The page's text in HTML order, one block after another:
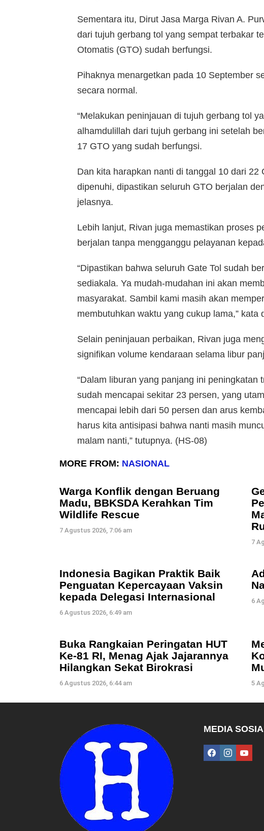
Sementara itu, Dirut Jasa Marga Rivan A.
dari tujuh gerbang tol yang sempat terbakar
Otomatis (GTO) sudah berfungsi.
Pihaknya menargetkan pada 10 September
secara normal.
“Melakukan peninjauan di tujuh gerbang tol
alhamdulillah dari tujuh gerbang ini setelah
17 GTO yang sudah berfungsi.
Dan kita harapkan nanti di tanggal 10 dari 22
dipenuhi, dipastikan seluruh GTO berjalan
jelasnya.
Lebih lanjut, Rivan juga memastikan proses
berjalan tanpa mengganggu pelayanan
“Dipastikan bahwa seluruh Gate Tol sudah
sediakala. Ya mudah-mudahan ini akan
masyarakat. Sambil kami masih akan
membutuhkan waktu yang cukup lama,”
Selain peninjauan perbaikan, Rivan juga
signifikan volume kendaraan selama libur
“Dalam liburan yang panjang ini peningkatan
sudah mencapai sekitar 23 persen, yang
mencapai lebih dari 50 persen dan arus
harus kita antisipasi bahwa nanti masih
malam nanti,” tutupnya. (HS-08)
MORE FROM: NASIONAL
Warga Konflik dengan Beruang
Madu, BBKSDA Kerahkan Tim
Wildlife Rescue
7 Agustus 2026, 7:06 am
7
Indonesia Bagikan Praktik Baik
Penguatan Kepercayaan Vaksin
kepada Delegasi Internasional
6 Agustus 2026, 6:49 am
6
Buka Rangkaian Peringatan HUT
Ke-81 RI, Menag Ajak Jajarannya
Hilangkan Sekat Birokrasi
6 Agustus 2026, 6:44 am 5
MEDIA
facebookinstagram